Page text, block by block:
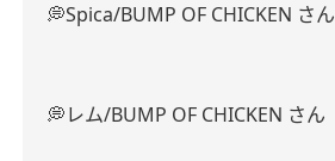
💭Spica/BUMP OF CHICKEN さん
💭レム/BUMP OF CHICKEN さん